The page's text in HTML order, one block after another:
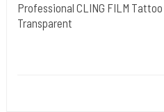
Professional CLING FILM
Transparent